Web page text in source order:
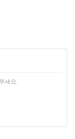
세요.